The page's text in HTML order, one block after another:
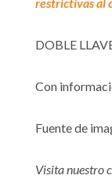
DOBLE
Con
Fuente de
Visita nuestro